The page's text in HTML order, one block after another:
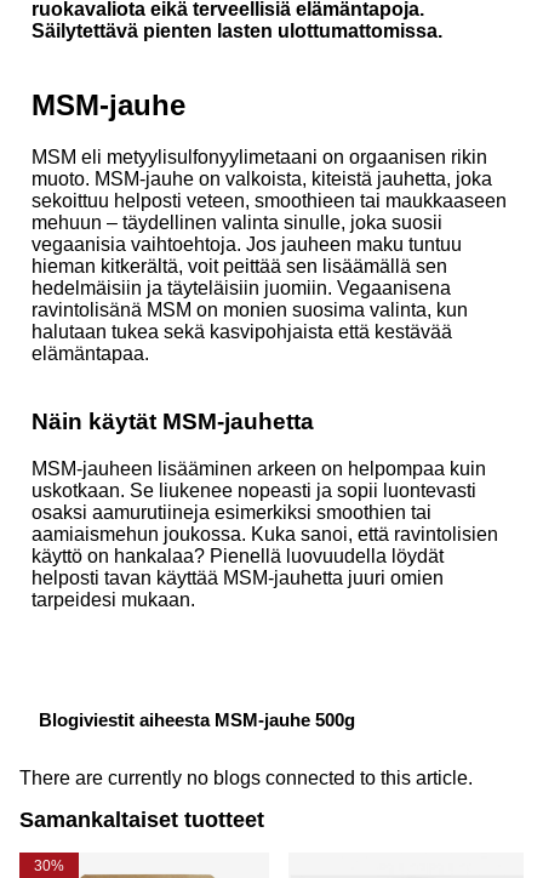
ruokavaliota eikä terveellisiä elämäntapoja.
Säilytettävä pienten lasten ulottumattomissa.
MSM-jauhe
MSM eli metyylisulfonyylimetaani on orgaanisen rikin
muoto. MSM-jauhe on valkoista, kiteistä jauhetta, joka
sekoittuu helposti veteen, smoothieen tai maukkaaseen
mehuun – täydellinen valinta sinulle, joka suosii
vegaanisia vaihtoehtoja. Jos jauheen maku tuntuu
hieman kitkerältä, voit peittää sen lisäämällä sen
hedelmäisiin ja täyteläisiin juomiin. Vegaanisena
ravintolisänä MSM on monien suosima valinta, kun
halutaan tukea sekä kasvipohjaista että kestävää
elämäntapaa.
Näin käytät MSM-jauhetta
MSM-jauheen lisääminen arkeen on helpompaa kuin
uskotkaan. Se liukenee nopeasti ja sopii luontevasti
osaksi aamurutiineja esimerkiksi smoothien tai
aamiaismehun joukossa. Kuka sanoi, että ravintolisien
käyttö on hankalaa? Pienellä luovuudella löydät
helposti tavan käyttää MSM-jauhetta juuri omien
tarpeidesi mukaan.
Blogiviestit aiheesta MSM-jauhe 500g
There are currently no blogs connected to this article.
Samankaltaiset tuotteet
30%